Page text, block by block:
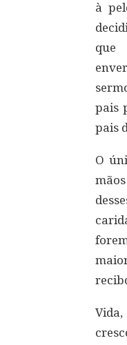
à
que
pais
pais
O